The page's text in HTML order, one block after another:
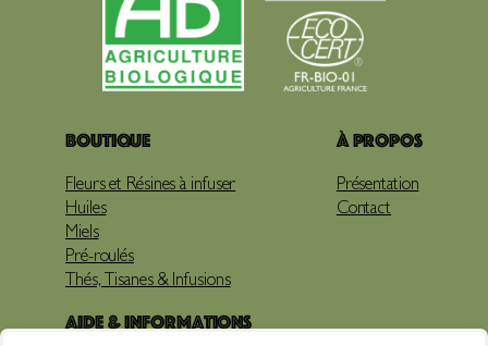
Boutique
Fleurs et Résines à infuser
Huiles
Miels
Pré-roulés
Thés, Tisanes & Infusions
À propos
Présentation
Contact
Aide & Informations